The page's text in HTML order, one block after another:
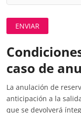
caso de
La anulación de
anticipación a la
que se devolverá